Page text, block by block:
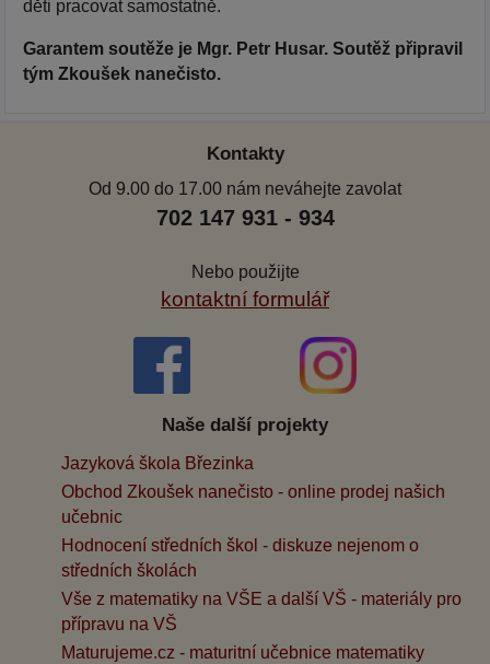
děti pracovat samostatně.
Garantem soutěže je Mgr. Petr Husar. Soutěž připravil
tým Zkoušek nanečisto.
Kontakty
Od 9.00 do 17.00 nám neváhejte zavolat
702 147 931 - 934
Nebo použijte
kontaktní formulář
Naše další projekty
Jazyková škola Březinka
Obchod Zkoušek nanečisto - online prodej našich
učebnic
Hodnocení středních škol - diskuze nejenom o
středních školách
Vše z matematiky na VŠE a další VŠ - materiály pro
přípravu na VŠ
Maturujeme.cz - maturitní učebnice matematiky